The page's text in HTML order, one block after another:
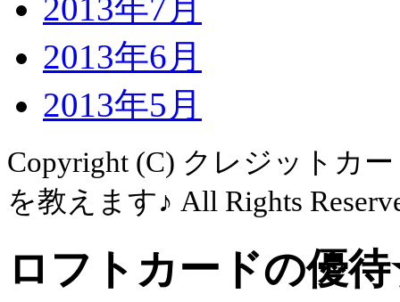
2013年7月
2013年6月
2013年5月
Copyright (C) クレジットカ
を教えます♪ All Rights
ロフトカードの優